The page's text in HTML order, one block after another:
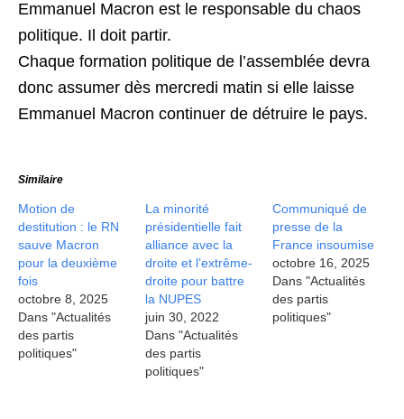
Emmanuel Macron est le responsable du chaos
politique. Il doit partir.
Chaque formation politique de l’assemblée devra
donc assumer dès mercredi matin si elle laisse
Emmanuel Macron continuer de détruire le pays.
Similaire
Motion de
destitution : le RN
sauve Macron
pour la deuxième
fois
octobre 8, 2025
Dans "Actualités
des partis
politiques"
La minorité
présidentielle fait
alliance avec la
droite et l’extrême-
droite pour battre
la NUPES
juin 30, 2022
Dans "Actualités
des partis
politiques"
Communiqué de
presse de la
France insoumise
octobre 16, 2025
Dans "Actualités
des partis
politiques"